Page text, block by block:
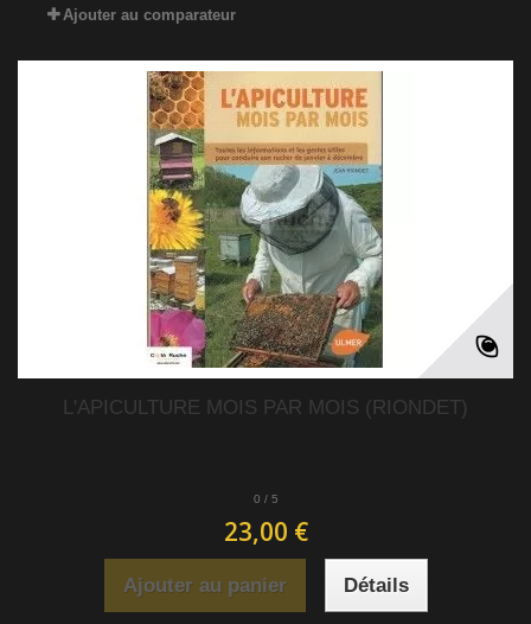
Ajouter au comparateur
L'APICULTURE MOIS PAR MOIS (RIONDET)
0 / 5
23,00 €
Ajouter au panier Détails